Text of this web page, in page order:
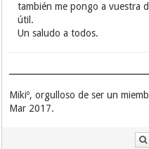
también me pongo a vuestra
útil.
Un saludo a todos.
Mikiº, orgulloso de ser un
Mar 2017.